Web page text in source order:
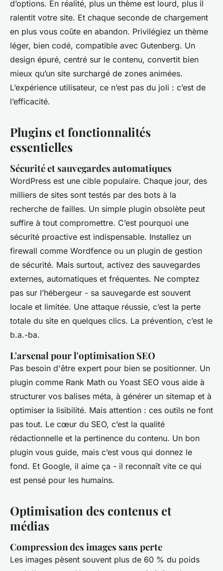
d’options. En réalité, plus un thème est lourd, plus il
ralentit votre site. Et chaque seconde de chargement
en plus vous coûte en abandon. Privilégiez un thème
léger, bien codé, compatible avec Gutenberg. Un
design épuré, centré sur le contenu, convertit bien
mieux qu’un site surchargé de zones animées.
L’expérience utilisateur, ce n’est pas du joli : c’est de
l’efficacité.
Plugins et fonctionnalités
essentielles
Sécurité et sauvegardes automatiques
WordPress est une cible populaire. Chaque jour, des
milliers de sites sont testés par des bots à la
recherche de failles. Un simple plugin obsolète peut
suffire à tout compromettre. C’est pourquoi une
sécurité proactive est indispensable. Installez un
firewall comme Wordfence ou un plugin de gestion
de sécurité. Mais surtout, activez des sauvegardes
externes, automatiques et fréquentes. Ne comptez
pas sur l’hébergeur - sa sauvegarde est souvent
locale et limitée. Une attaque réussie, c’est la perte
totale du site en quelques clics. La prévention, c’est le
b.a.-ba.
L'arsenal pour l'optimisation SEO
Pas besoin d'être expert pour bien se positionner. Un
plugin comme Rank Math ou Yoast SEO vous aide à
structurer vos balises méta, à générer un sitemap et à
optimiser la lisibilité. Mais attention : ces outils ne font
pas tout. Le cœur du SEO, c’est la qualité
rédactionnelle et la pertinence du contenu. Un bon
plugin vous guide, mais c’est vous qui donnez le
fond. Et Google, il aime ça - il reconnaît vite ce qui
est pensé pour les humains.
Optimisation des contenus et
médias
Compression des images sans perte
Les images pèsent souvent plus de 60 % du poids